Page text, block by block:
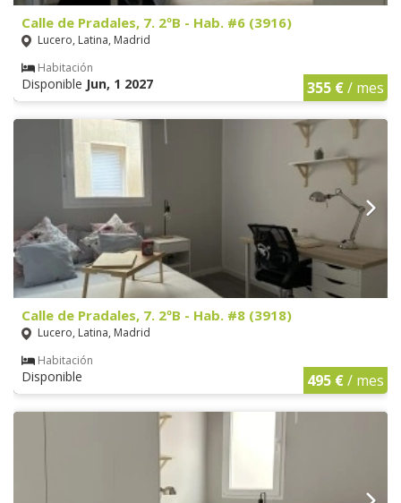
Calle de Pradales, 7. 2ºB - Hab. #6 (3916)
Lucero, Latina, Madrid
Habitación
Disponible Jun, 1 2027 355 €/ mes
Calle de Pradales, 7. 2ºB - Hab. #8 (3918)
Lucero, Latina, Madrid
Habitación
Disponible 495 €/ mes